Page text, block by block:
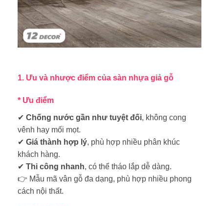
1. Ưu và nhược điểm của sàn nhựa giả gỗ
* Ưu điểm
✔ Chống nước gần như tuyệt đối, không cong
vênh hay mối mọt.
✔ Giá thành hợp lý, phù hợp nhiều phân khúc
khách hàng.
✔ Thi công nhanh, có thể tháo lắp dễ dàng.
👉 Mẫu mã vân gỗ đa dạng, phù hợp nhiều phong
cách nội thất.